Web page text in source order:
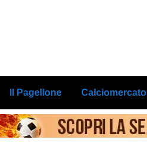
Il Pagellone Calciomercato